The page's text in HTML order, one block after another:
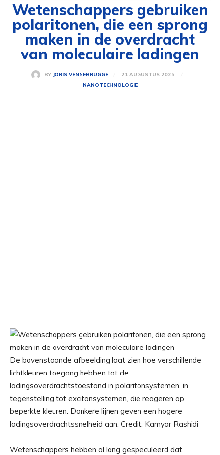
Wetenschappers gebruiken
polaritonen, die een sprong
maken in de overdracht
van moleculaire ladingen
BY JORIS VENNEBRUGGE
21 AUGUSTUS 2025
NANOTECHNOLOGIE
De bovenstaande afbeelding laat zien hoe verschillende
lichtkleuren toegang hebben tot de
ladingsoverdrachtstoestand in polaritonsystemen, in
tegenstelling tot excitonsystemen, die reageren op
beperkte kleuren. Donkere lijnen geven een hogere
ladingsoverdrachtssnelheid aan. Credit: Kamyar Rashidi
Wetenschappers hebben al lang gespeculeerd dat